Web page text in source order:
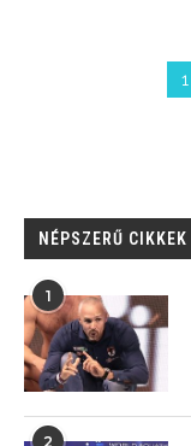
1
NÉPSZERŰ CIKKEK
1
2